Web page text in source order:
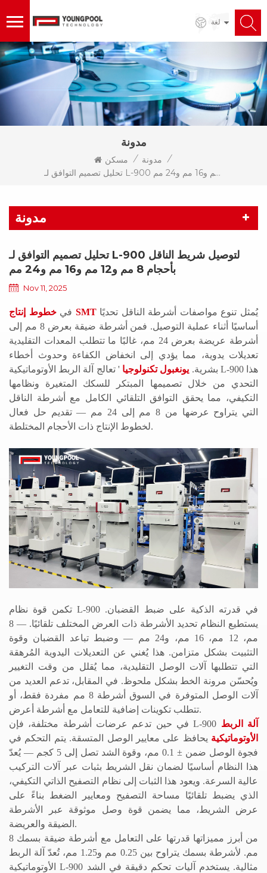
لغة
مدونة
مسكن / مدونة /
تحليل تصميم التوافق لـ L-900 لتوصيل شريط الناقل بأحجام 8 مم و12 مم و16 مم و24 مم
مدونة
تحليل تصميم التوافق لـ L-900 لتوصيل شريط الناقل
بأحجام 8 مم و12 مم و16 مم و24 مم
Nov 11, 2025
في خطوط إنتاج SMT يُمثل تنوع مواصفات أشرطة الناقل تحديًا
أساسيًا أثناء عملية التوصيل. فمن أشرطة ضيقة بعرض 8 مم إلى
أشرطة عريضة بعرض 24 مم، غالبًا ما تتطلب المعدات التقليدية
تعديلات يدوية، مما يؤدي إلى انخفاض الكفاءة وحدوث أخطاء
بشرية. يونغبولتكنولوجيا'تعالج آلة الربط الأوتوماتيكية L-900 هذا
التحدي من خلال تصميمها المبتكر للسكك المتغيرة ونظامها
التكيفي، مما يحقق التوافق التلقائي الكامل مع أشرطة الناقل
التي يتراوح عرضها من 8 مم إلى 24 مم
—تقديم حل فعال
لخطوط الإنتاج ذات الأحجام المختلطة.
تكمن قوة نظام L-900 في قدرته الذكية على ضبط القضبان.
يستطيع النظام تحديد الأشرطة ذات العرض المختلف تلقائيًا. —
8
مم، 12 مم، 16 مم، و24 مم
— وضبط تباعد القضبان وقوة
التثبيت بشكل متزامن. هذا يُغني عن التعديلات اليدوية المُرهقة
التي تتطلبها آلات الوصل التقليدية، مما يُقلل من وقت التغيير
ويُحسّن مرونة الخط بشكل ملحوظ. في المقابل، تدعم العديد من
آلات الوصل المتوفرة في السوق أشرطة 8 مم مفردة فقط، أو
تتطلب تكوينات إضافية للتعامل مع أشرطة أعرض.
في حين تدعم عرضات أشرطة مختلفة، فإن L-900 آلة الربط
الأوتوماتيكية يحافظ على معايير الوصل المتسقة. يتم التحكم في
فجوة الوصل ضمن ± 0.1 مم، وقوة الشد تصل إلى 5 كجم —يُعدّ
هذا النظام أساسيًا لضمان نقل الشريط بثبات عبر آلات التركيب
عالية السرعة. ويعود هذا الثبات إلى نظام التصفيح الذاتي التكيفي،
الذي يضبط تلقائيًا مساحة التصفيح ومعايير الضغط بناءً على
عرض الشريط، مما يضمن قوة وصل موثوقة عبر الأشرطة
الضيقة والعريضة.
من أبرز مميزاتها قدرتها على التعامل مع أشرطة ضيقة بسمك 8
مم. لأشرطة بسمك يتراوح بين 0.25 مم و1.25 مم، تُعدّ آلة الربط
الأوتوماتيكية L-900 مثالية. يستخدم آليات تحكم دقيقة في الشد